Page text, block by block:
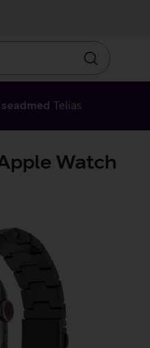
Otsin
Telias
Watch